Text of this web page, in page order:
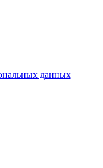
данных